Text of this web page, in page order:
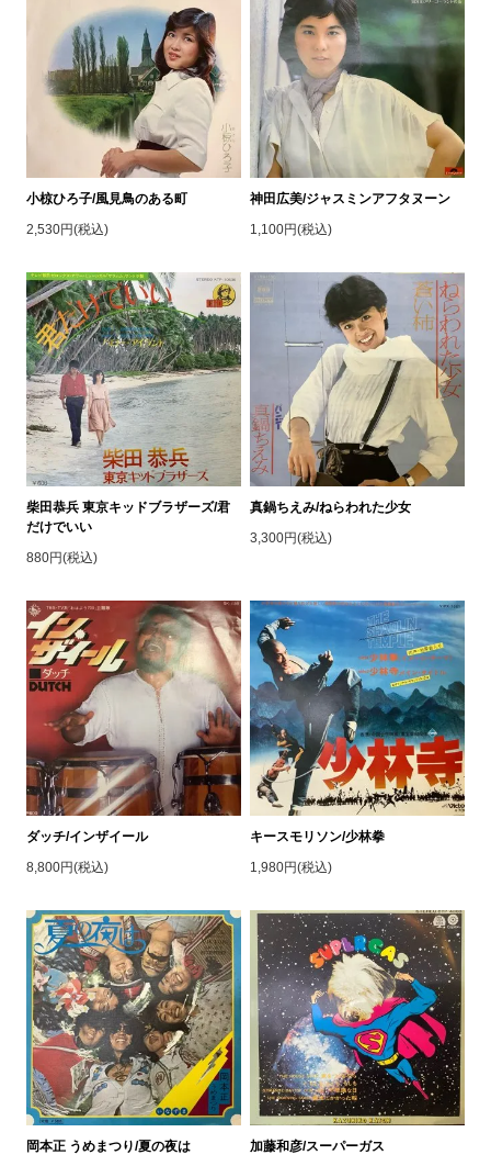
小椋ひろ子/風見鳥のある町
2,530円(税込)
神田広美/ジャスミンアフタヌーン
1,100円(税込)
柴田恭兵 東京キッドブラザーズ/君
だけでいい
880円(税込)
真鍋ちえみ/ねらわれた少女
3,300円(税込)
ダッチ/インザイール
8,800円(税込)
キースモリソン/少林拳
1,980円(税込)
岡本正 うめまつり/夏の夜は
加藤和彦/スーパーガス